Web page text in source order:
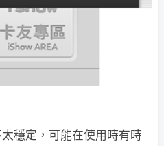
穩定，可能在使用時有時